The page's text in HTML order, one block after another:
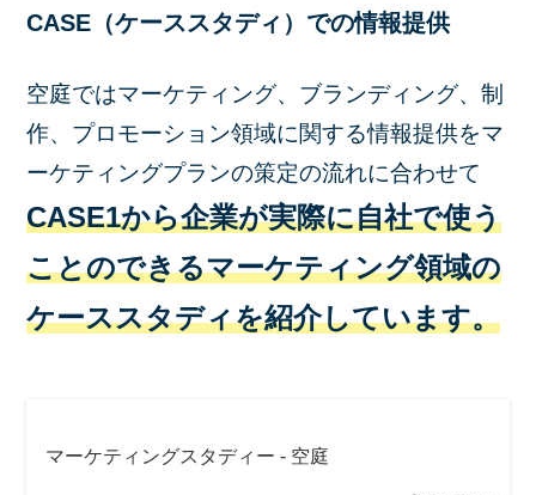
CASE（ケーススタディ）での情報提供
空庭ではマーケティング、ブランディング、制
作、プロモーション領域に関する情報提供をマ
ーケティングプランの策定の流れに合わせて
CASE1から企業が実際に自社で使う
ことのできるマーケティング領域の
ケーススタディを紹介しています。
マーケティングスタディー - 空庭